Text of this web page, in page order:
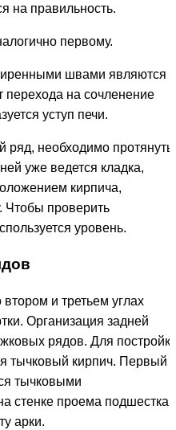
на правильность.
первому.
швами являются
на сочленение
уступ печи.
ряд, необходимо протянуть
уже ведется кладка,
кирпича,
Чтобы проверить
уровень.
и третьем углах
Организация задней
рядов. Для
тычковый кирпич. Первый
тычковыми
стенке проема подшестка
арки.